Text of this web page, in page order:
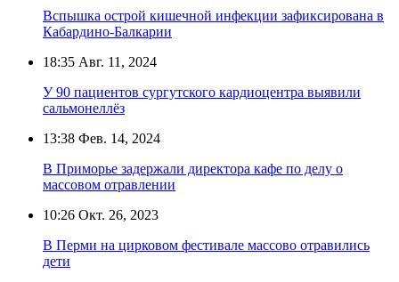
Вспышка острой кишечной инфекции зафиксирована в
Кабардино-Балкарии
18:35 Авг. 11, 2024
У 90 пациентов сургутского кардиоцентра выявили
сальмонеллёз
13:38 Фев. 14, 2024
В Приморье задержали директора кафе по делу о
массовом отравлении
10:26 Окт. 26, 2023
В Перми на цирковом фестивале массово отравились
дети